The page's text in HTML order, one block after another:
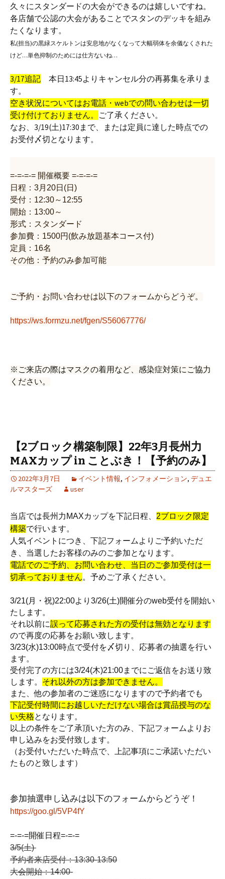
久々にスタンダードの大会ができるのは嬉しいですね。
各店舗で公認の大会があることでスタンのデッキを組み
たくなります。
私(担当)の黒緑スケルトンは安息地がなくなって大幅弱体を余儀なくされた
けど…単色抑制のためには仕方ないね…
3/17追記 本日13:45よりキャンセル分の再募集を承りま
す。
空き状況についてはお電話・webでの問い合わせは一切
受け付けておりません。
ご了承ください。
なお、3/19(土)17:30まで、または定員に達した時点での
お受付〆切となります。
=-=-=-= 開催概要 =-=-=-=
日程：3月20日(日)
受付：12:30～12:55
開始：13:00～
形式：スタンダード
参加費：1500円(飲み放題基本コース付)
定員：16名
その他：予約のみ参加可能
ご予約・お問い合わせは以下のフォームからどうぞ。
https://ws.formzu.net/fgen/S56067776/
※ご来店の際はマスクの着用など、感染症対策にご協力
ください。
【2ブロック構築制限】22年3月長州力
MAXカップ in ことぶき！【予約のみ】
2022年3月7日 イベント情報, インフォメーション, デュエ
ルマスターズ
user
当店では長州力MAXカップを下記日程、 2ブロック 限定
構築で行います。
人気イベントにつき、下記フォームよりご予約いただ
き、当選したお客様のみのご参加となります。
電話でのご予約、お問い合わせ、当日のご参加受付は一
切承っておりません。予めご了承ください。
3/21(月・祝)22:00より3/26(土)開催分のweb受付を開始い
たします。
それ以前に誤って応募された方の受付は無効となります
ので再度の応募をお願い致します。
3/23(水)13:00時点で受付を〆切り、応募者の抽選を行い
ます。
受付完了の方には3/24(木)21:00までにご返信をお送り致
します。 それ以外の方は参加できません。
また、他の参加者のご迷惑になりますので予約者でも
下記受付時間にお越しいただけない場合は賞品授与のな
い失格となります。
以上の条件をご了承頂いた方のみ、下記フォームよりお
申し込みをお受付致します。
（お受付いただいた時点で、上記事項にご承諾いただい
たものと致します）
参加抽選申し込みは以下のフォームからどうぞ！
https://goo.gl/5VP4fY
=-=-=開催日程=-=-=
3/5(土)
予約者来店受付：13:30-13:50
大会開始：14:00-